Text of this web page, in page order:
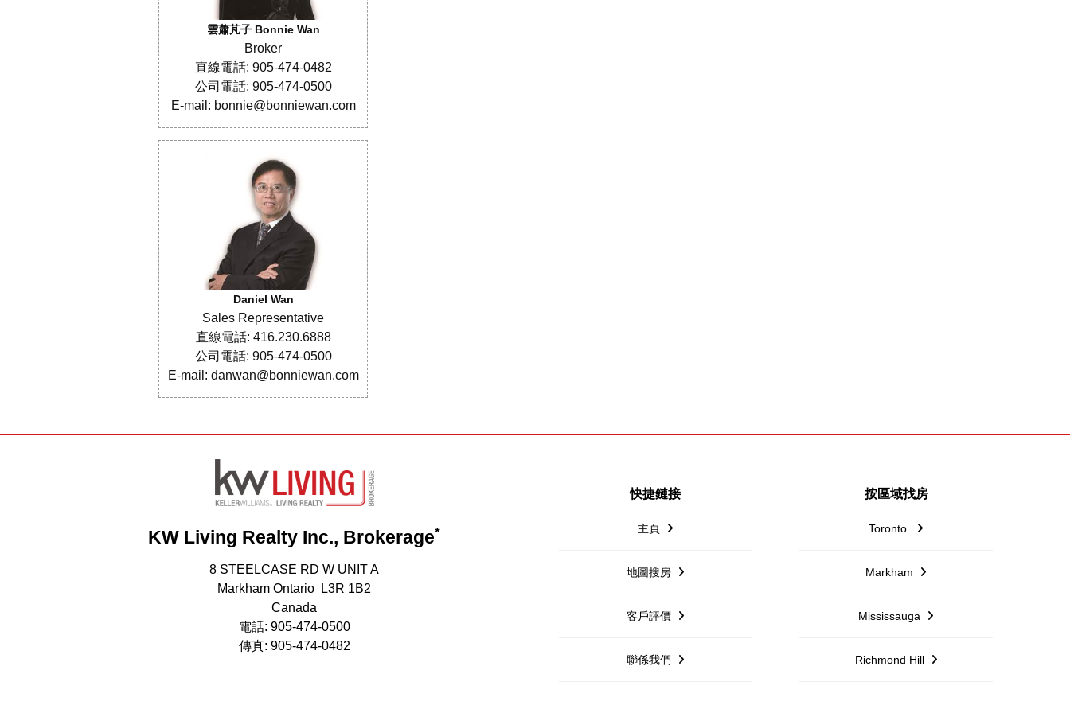
雲蕭芃子 Bonnie Wan
Broker
直線電話: 905-474-0482
公司電話: 905-474-0500
E-mail: bonnie@bonniewan.com
Daniel Wan
Sales Representative
直線電話: 416.230.6888
公司電話: 905-474-0500
E-mail: danwan@bonniewan.com
KW Living Realty Inc., Brokerage*
8 STEELCASE RD W UNIT A
Markham Ontario L3R 1B2
Canada
電話: 905-474-0500
傳真: 905-474-0482
快捷鏈接
主頁
地圖搜房
客戶評價
聯係我們
按區域找房
Toronto
Markham
Mississauga
Richmond Hill